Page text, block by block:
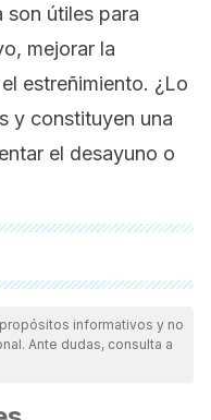
son útiles para
mejorar la
estreñimiento. ¿Lo
y constituyen una
el desayuno o
a profundidad por
confiabilidad,
este artículo fue
informativos y no
Ante dudas, consulta a